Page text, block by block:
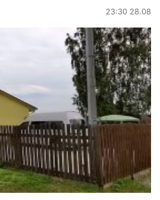
23:30 28.08